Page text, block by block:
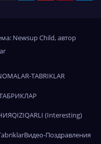
Newsup Child, автор
TABRIKLAR
QIZIQARLI (Interesting)
Видео-Поздравления